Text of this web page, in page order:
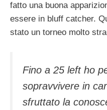
fatto una buona
essere in bluff catcher.
stato un torneo molto
Fino a 25 left ho
sopravvivere in
sfruttato la